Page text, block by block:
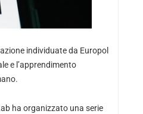
individuate da Europol
e l’apprendimento
ha organizzato una serie